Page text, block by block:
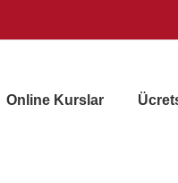
Online Kurslar